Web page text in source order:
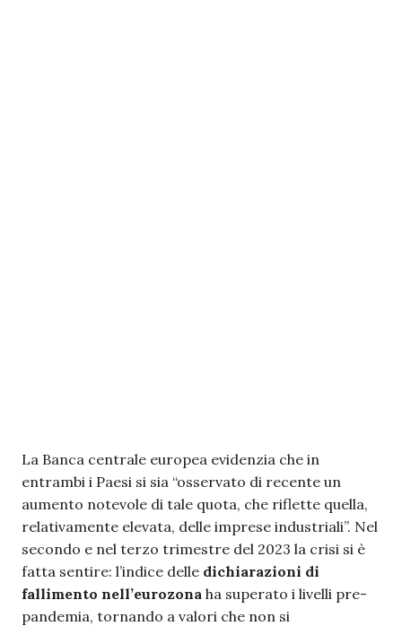
La Banca centrale europea evidenzia che in
entrambi i Paesi si sia “osservato di recente un
aumento notevole di tale quota, che riflette quella,
relativamente elevata, delle imprese industriali”. Nel
secondo e nel terzo trimestre del 2023 la crisi si è
fatta sentire: l’indice delle dichiarazioni di
fallimento nell’eurozona ha superato i livelli pre-
pandemia, tornando a valori che non si